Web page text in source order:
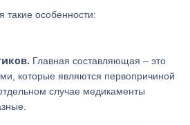
такие особенности:
Главная составляющая – это
которые являются первопричиной
случае медикаменты